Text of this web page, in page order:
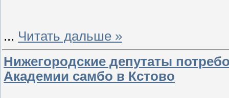
... Читать дальше »
Нижегородские депутаты
Академии самбо в Кстово